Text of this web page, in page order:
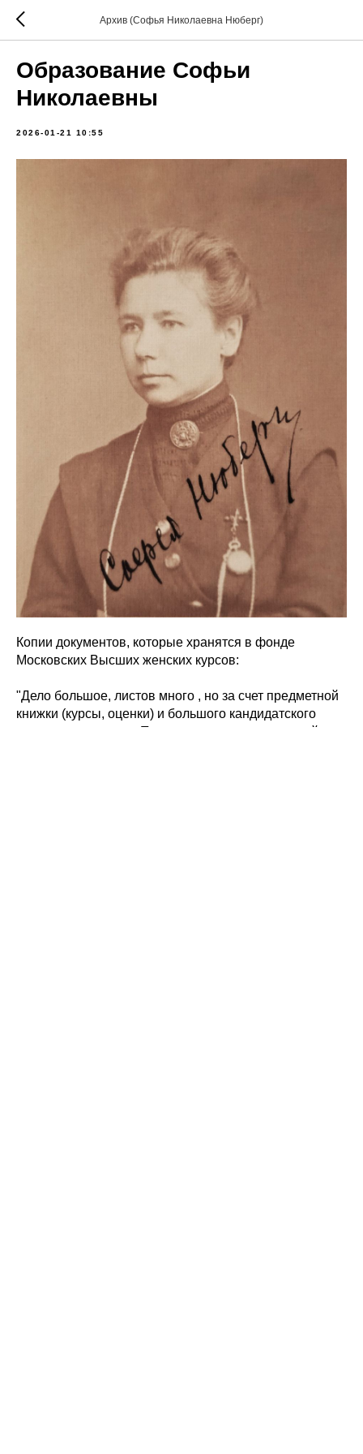
Архив (Софья Николаевна Нюберг)
Образование Софьи
Николаевны
2026-01-21 10:55
Копии документов, которые хранятся в фонде
Московских Высших женских курсов:
"Дело большое, листов много , но за счет предметной
книжки (курсы, оценки) и большого кандидатского
сочинения на тему «Политические права римской